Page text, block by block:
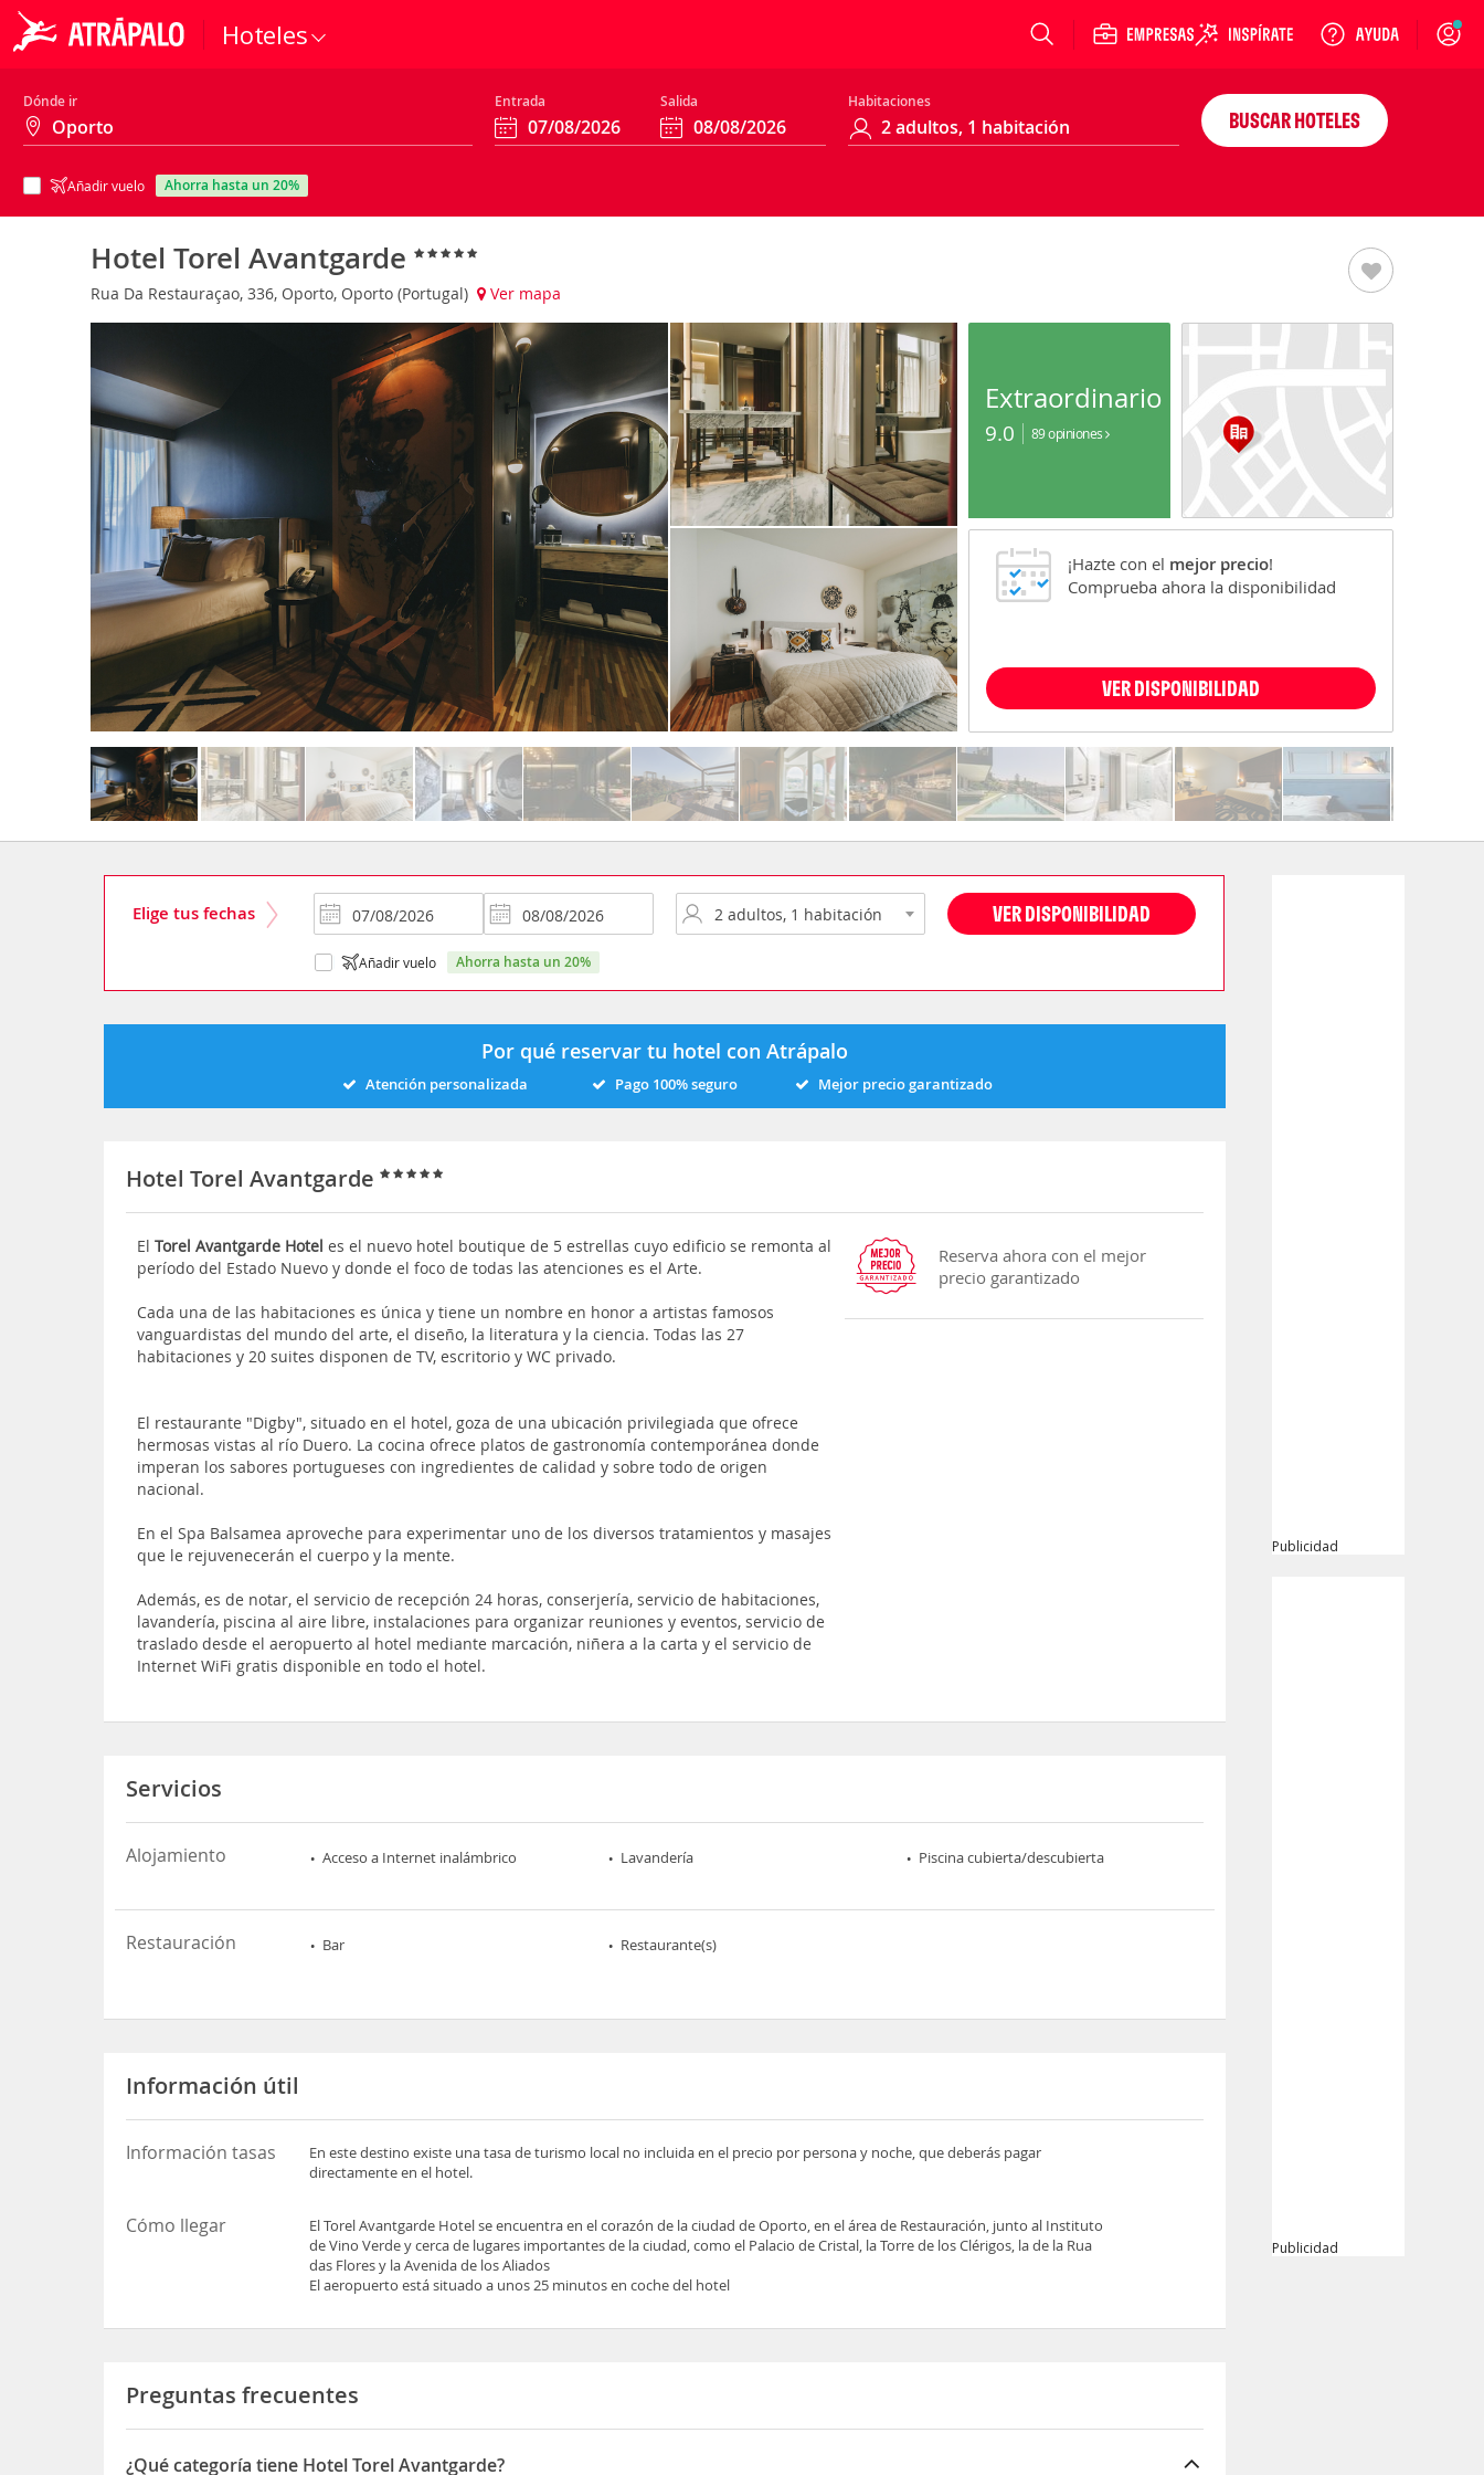
Hoteles Login
Dónde ir Entrada Salida Habitaciones
Añadir vuelo ahorra hasta un 20%
BUSCAR HOTELES
Hotel Torel Avantgarde
Rua Da Restauraçao, 336, Oporto, Oporto (Portugal) Ver mapa
Extraordinario
9.0 89 opiniones
¡Hazte con el mejor precio!
Comprueba ahora la disponibilidad
VER DISPONIBILIDAD
Elige tus fechas VER DISPONIBILIDAD
Añadir vuelo ahorra hasta un 20%
Por qué reservar tu hotel con Atrápalo
Atención personalizada Pago 100% seguro Mejor precio garantizado
Hotel Torel Avantgarde
ElTorel Avantgarde Hotel es el nuevo hotel boutique de 5 estrellas cuyo edificio se remonta al
período del Estado Nuevo y donde el foco de todas las atenciones es el Arte.
Cada una de las habitaciones es única y tiene un nombre en honor a artistas famosos
vanguardistas del mundo del arte, el diseño, la literatura y la ciencia. Todas las 27
habitaciones y 20 suites disponen de TV, escritorio y WC privado.
El restaurante "Digby", situado en el hotel, goza de una ubicación privilegiada que ofrece
hermosas vistas al río Duero. La cocina ofrece platos de gastronomía contemporánea donde
imperan los sabores portugueses con ingredientes de calidad y sobre todo de origen
nacional.
En el Spa Balsamea aproveche para experimentar uno de los diversos tratamientos y masajes
que le rejuvenecerán el cuerpo y la mente.
Además, es de notar, el servicio de recepción 24 horas, conserjería, servicio de habitaciones,
lavandería, piscina al aire libre, instalaciones para organizar reuniones y eventos, servicio de
traslado desde el aeropuerto al hotel mediante marcación, niñera a la carta y el servicio de
Internet WiFi gratis disponible en todo el hotel.
Reserva ahora con el mejor
precio garantizado
Servicios
Alojamiento Acceso a Internet inalámbrico Lavandería Piscina cubierta/descubierta
Restauración Bar Restaurante(s)
Información útil
Información tasas
En este destino existe una tasa de turismo local no incluida en el precio por persona y noche, que deberás pagar
directamente en el hotel.
Cómo llegar
El Torel Avantgarde Hotel se encuentra en el corazón de la ciudad de Oporto, en el área de Restauración, junto al Instituto
de Vino Verde y cerca de lugares importantes de la ciudad, como el Palacio de Cristal, la Torre de los Clérigos, la de la Rua
das Flores y la Avenida de los Aliados
El aeropuerto está situado a unos 25 minutos en coche del hotel
Preguntas frecuentes
¿Qué categoría tiene Hotel Torel Avantgarde?
Publicidad
Publicidad